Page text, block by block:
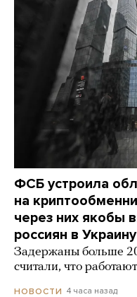
ФСБ устроила
на
через них якобы
россиян в Украину
Задержаны больше
считали, что
НОВОСТИ 4 часа назад